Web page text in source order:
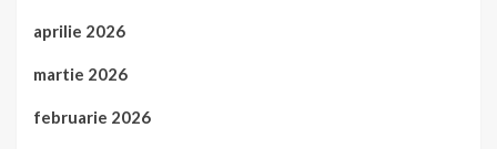
aprilie 2026
martie 2026
februarie 2026